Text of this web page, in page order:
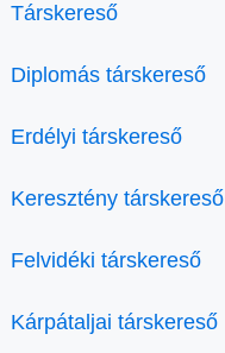
Társkereső
Diplomás társkereső
Erdélyi társkereső
Keresztény társkereső
Felvidéki társkereső
Kárpátaljai társkereső